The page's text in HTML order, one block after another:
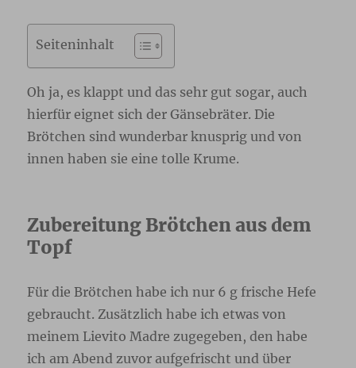
Seiteninhalt
Oh ja, es klappt und das sehr gut sogar, auch
hierfür eignet sich der Gänsebräter. Die
Brötchen sind wunderbar knusprig und von
innen haben sie eine tolle Krume.
Zubereitung Brötchen aus dem
Topf
Für die Brötchen habe ich nur 6 g frische Hefe
gebraucht. Zusätzlich habe ich etwas von
meinem Lievito Madre zugegeben, den habe
ich am Abend zuvor aufgefrischt und über